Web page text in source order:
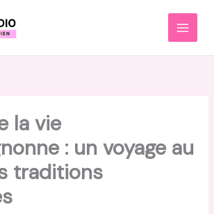
MAIN
la vie
: un voyage au
traditions